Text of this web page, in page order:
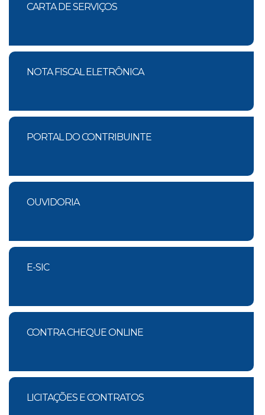
CARTA DE SERVIÇOS
NOTA FISCAL ELETRÔNICA
PORTAL DO CONTRIBUINTE
OUVIDORIA
E-SIC
CONTRA CHEQUE ONLINE
LICITAÇÕES E CONTRATOS